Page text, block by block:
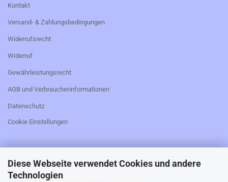
Diese Webseite verwendet Cookies und andere
Technologien
Kontakt
Versand- & Zahlungsbedingungen
Widerrufsrecht
Widerruf
Gewährleistungsrecht
AGB und Verbraucherinformationen
Datenschutz
Cookie Einstellungen
_________________________________________________